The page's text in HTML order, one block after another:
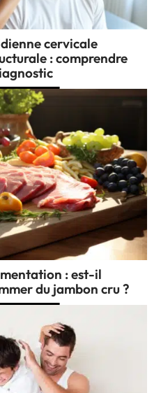
cervicale
: comprendre
: est-il
du jambon cru ?